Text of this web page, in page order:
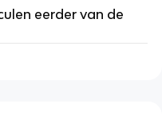
eerder van de